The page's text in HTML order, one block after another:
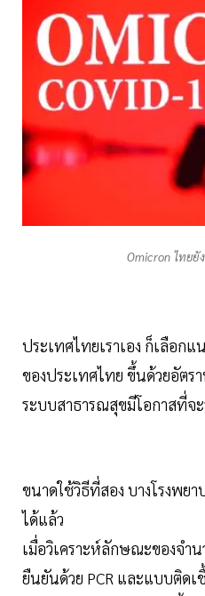
Omicron ไทยยั
ประเทศไทยเราเอง ก็เลือก
ของประเทศไทย ขึ้นด้วยอัตร
ระบบสาธารณสุขมีโอกาสที่จ
ขนาดใช้วิธีที่สอง บางโรงพยา
ได้แล้ว
เมื่อวิเคราะห์ลักษณะของจำ
ยืนยันด้วย PCR และแบบติดเ